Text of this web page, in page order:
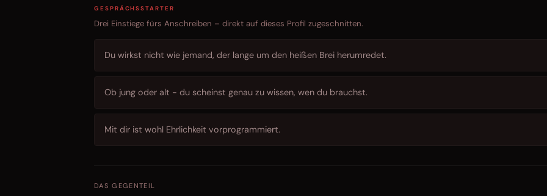
GESPRÄCHSSTARTER
Drei Einstiege fürs Anschreiben – direkt auf dieses Profil zugeschnitten.
Du wirkst nicht wie jemand, der lange um den heißen Brei herumredet.
Ob jung oder alt - du scheinst genau zu wissen, wen du brauchst.
Mit dir ist wohl Ehrlichkeit vorprogrammiert.
DAS GEGENTEIL